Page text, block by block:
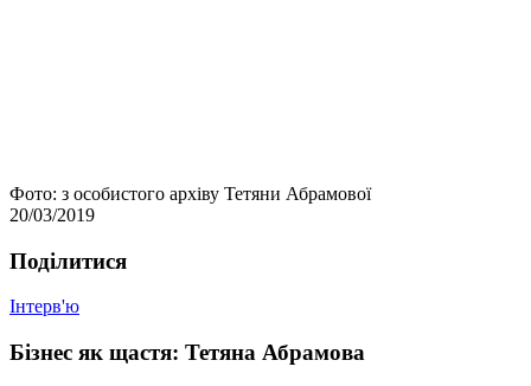
Фото: з особистого архiву Тетяни Абрамової
20/03/2019
Подiлитися
Інтерв'ю
Бiзнес як щастя: Тетяна Абрамова